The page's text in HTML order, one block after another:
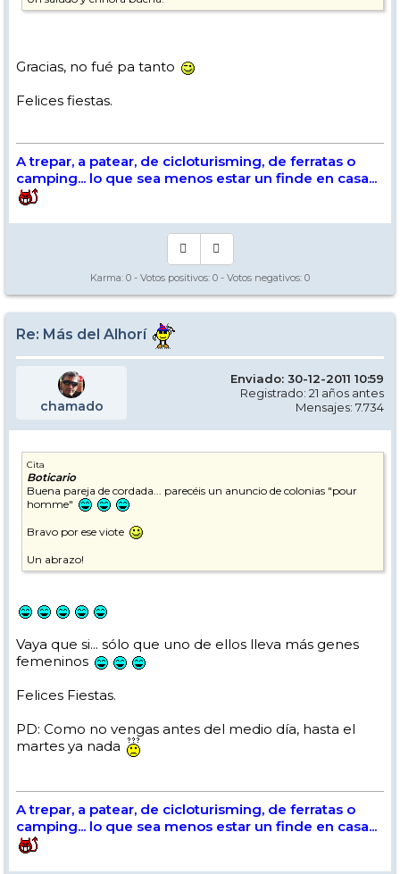
Gracias, no fué pa tanto
Felices fiestas.
A trepar, a patear, de cicloturisming, de ferratas o
camping... lo que sea menos estar un finde en casa...
Karma: 0 - Votos positivos: 0 - Votos negativos: 0
Re: Más del Alhorí
chamado
Enviado: 30-12-2011 10:59
Registrado: 21 años antes
Mensajes: 7.734
Cita
Boticario
Buena pareja de cordada... parecéis un anuncio de colonias "pour
homme"
Bravo por ese viote
Un abrazo!
Vaya que si... sólo que uno de ellos lleva más genes
femeninos
Felices Fiestas.
PD: Como no vengas antes del medio día, hasta el
martes ya nada
A trepar, a patear, de cicloturisming, de ferratas o
camping... lo que sea menos estar un finde en casa...